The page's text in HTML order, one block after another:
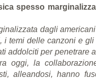
spesso
dagli
temi delle canzoni e
addolciti per penetrare
oggi, la
alleandosi, hanno